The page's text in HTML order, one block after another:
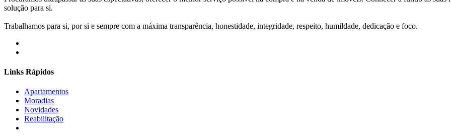
solução para si.
Trabalhamos para si, por si e sempre com a máxima transparência, honestidade, integridade, respeito, humildade, dedicação e foco.
Links Rápidos
Apartamentos
Moradias
Novidades
Reabilitação